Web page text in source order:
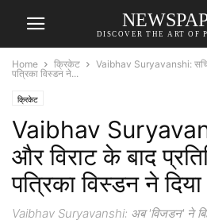
DISCOVER THE ART OF
Home क्रिकेट
Vaibhav Suryavanshi: सचिन
पत्रिका विस्डन ने...
क्रिकेट
Vaibhav
और विराट के बाद
पत्रिका विस्डन ने
Vaibhav Suryavanshi: अब 'विजडन' ने